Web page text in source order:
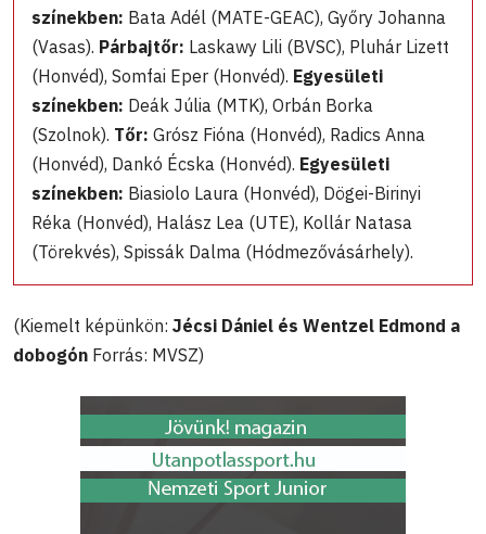
színekben: Bata Adél (MATE-GEAC), Győry Johanna
(Vasas). Párbajtőr: Laskawy Lili (BVSC), Pluhár Lizett
(Honvéd), Somfai Eper (Honvéd). Egyesületi
színekben: Deák Júlia (MTK), Orbán Borka
(Szolnok). Tőr: Grósz Fióna (Honvéd), Radics Anna
(Honvéd), Dankó Écska (Honvéd). Egyesületi
színekben: Biasiolo Laura (Honvéd), Dögei-Birinyi
Réka (Honvéd), Halász Lea (UTE), Kollár Natasa
(Törekvés), Spissák Dalma (Hódmezővásárhely).
(Kiemelt képünkön: Jécsi Dániel és Wentzel Edmond a
dobogón Forrás: MVSZ)